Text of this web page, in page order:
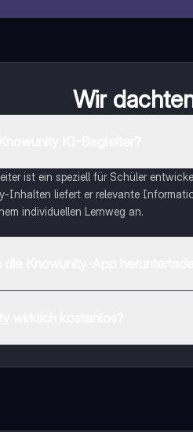
Wir
ist ein speziell für Schüler
Inhalten liefert er relevante
individuellen Lernweg an.